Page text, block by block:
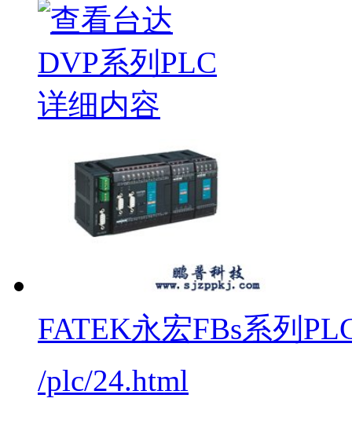
FATEK永宏FBs系列
/plc/24.html